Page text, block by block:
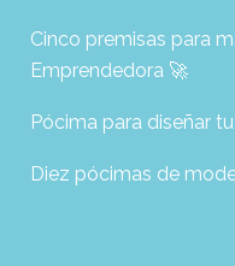
Cinco premisas para
Emprendedora 🚀
Pócima para diseñar
Diez pócimas de